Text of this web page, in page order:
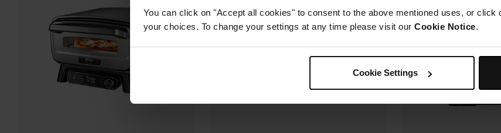
You can click on "Accept all cookies" to consent to the above mentioned uses, or click
your choices. To change your settings at any time please visit our Cookie Notice.
Cookie Settings